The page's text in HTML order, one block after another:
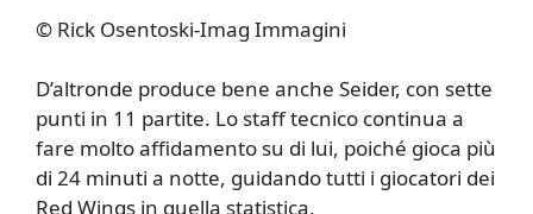
© Rick Osentoski-Imag Immagini
D’altronde produce bene anche Seider, con sette
punti in 11 partite. Lo staff tecnico continua a
fare molto affidamento su di lui, poiché gioca più
di 24 minuti a notte, guidando tutti i giocatori dei
Red Wings in quella statistica.